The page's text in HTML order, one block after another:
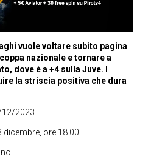
vuole voltare subito pagina
nazionale e tornare a
dove è a +4 sulla Juve. I
la striscia positiva che dura
2023
dicembre, ore 18.00